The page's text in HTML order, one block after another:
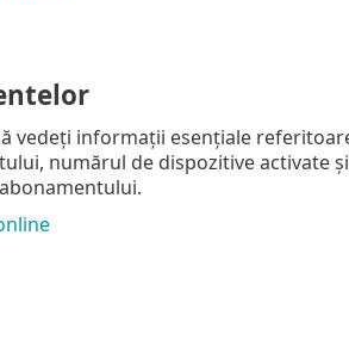
vedeți informații esențiale
numărul de dispozitive activate